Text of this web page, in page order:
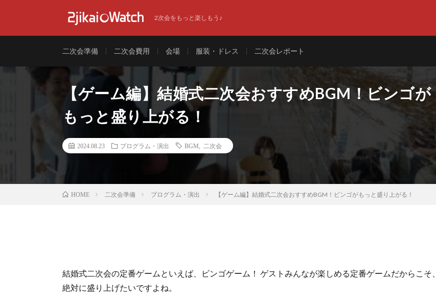
2次会をもっと楽しもう♪
二次会準備 二次会費用 会場 服装・ドレス 二次会レポート
【ゲーム編】結婚式二次会おすすめBGM！ビンゴが
もっと盛り上がる！
2024.08.23 プログラム・演出 BGM 二次会
HOME 二次会準備 プログラム・演出 【ゲーム編】結婚式二次会おすすめBGM！ビンゴがもっと盛り上がる！
結婚式二次会の定番ゲームといえば、ビンゴゲーム！ ゲストみんなが楽しめる定番ゲームだからこそ、
絶対に盛り上げたいですよね。